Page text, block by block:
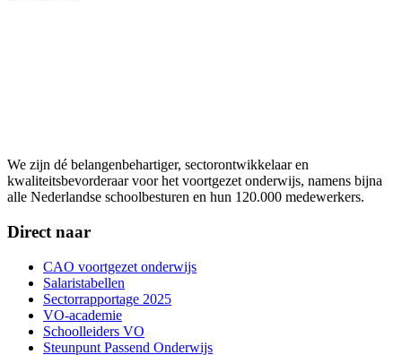
We zijn dé belangenbehartiger, sectorontwikkelaar en
kwaliteitsbevorderaar voor het voortgezet onderwijs, namens bijna
alle Nederlandse schoolbesturen en hun 120.000 medewerkers.
Direct naar
CAO voortgezet onderwijs
Salaristabellen
Sectorrapportage 2025
VO-academie
Schoolleiders VO
Steunpunt Passend Onderwijs